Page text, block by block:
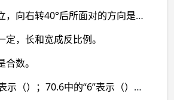
向左转40°后所面对的方向是（）；豆豆面向南站立，向左转40°后所面对的方向是（）；齐齐面向东站立，向右转40°后所面对的方向是（）。
，长和宽成反比例。
数。
70.6中的“6”表示（）；6/11 中的“6”表示（）。